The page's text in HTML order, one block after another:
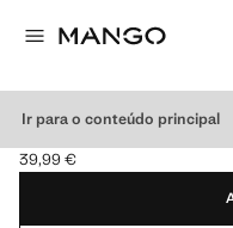
Ir para o conteúdo principal
SAIA ÀS BOLAS
Preço atual [39,99 € ]
39,99 €
Selecione uma cor